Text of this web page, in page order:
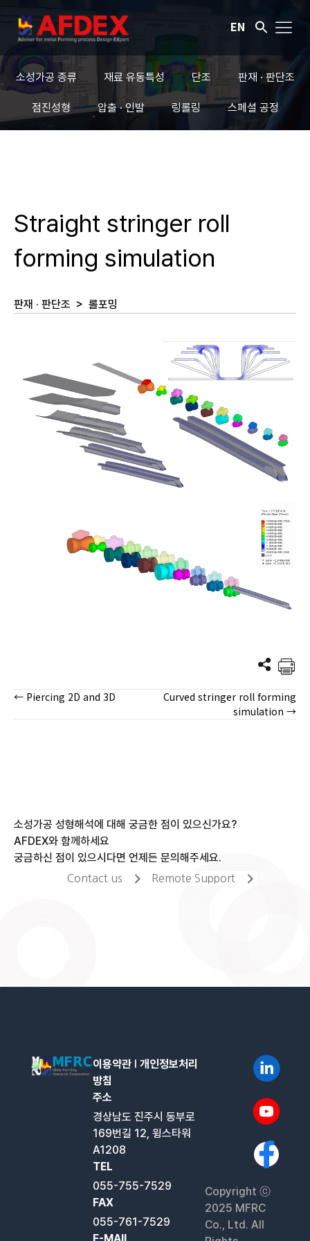
EN
소성가공 종류 재료 유동특성 단조 판재 · 판단조
점진성형 압출 · 인발 링롤링 스페셜 공정
Straight stringer roll
forming simulation
판재 · 판단조 > 롤포밍
Posts
← Piercing 2D and 3D
Curved stringer roll forming
simulation →
소성가공 성형해석에 대해 궁금한 점이 있으신가요?
AFDEX와 함께하세요
궁금하신 점이 있으시다면 언제든 문의해주세요.
Contact us Remote Support
이용약관 l개인정보처리
방침
주소
경상남도 진주시 동부로
169번길 12, 윙스타워
A1208
TEL
055-755-7529
FAX
055-761-7529
Copyright ⓒ
2025 MFRC
Co., Ltd. All